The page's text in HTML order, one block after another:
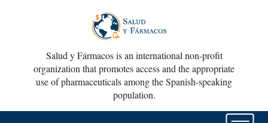
Salud y Fármacos is an international non-profit
organization that promotes access and the appropriate
use of pharmaceuticals among the Spanish-speaking
population.